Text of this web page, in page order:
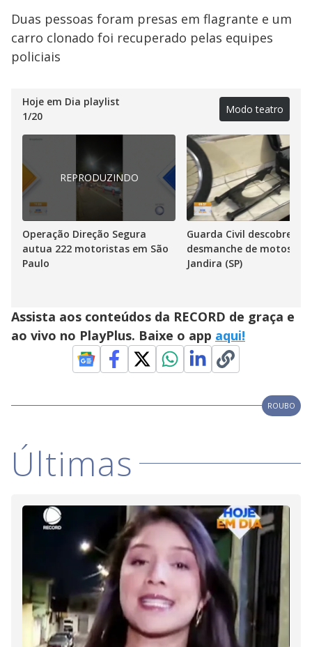
Duas pessoas foram presas em flagrante e um
carro clonado foi recuperado pelas equipes
policiais
Hoje em Dia playlist
1/20
Modo teatro
REPRODUZINDO
Operação Direção Segura
autua 222 motoristas em São
Paulo
Guarda Civil descobre
desmanche de motos em
Jandira (SP)
Assista aos conteúdos da RECORD de graça e
ao vivo no PlayPlus. Baixe o app aqui!
ROUBO
Últimas